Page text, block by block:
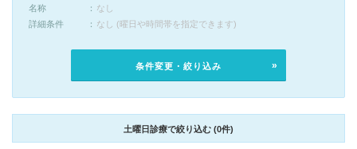
名称
なし
詳細条件
なし (曜日や時間帯を指定できます)
条件変更・絞り込み
土曜日診療で絞り込む (0件)